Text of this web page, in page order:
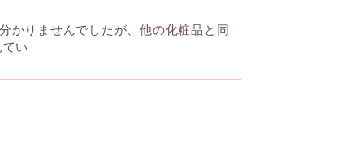
かりませんでしたが、他の化粧品と同
い